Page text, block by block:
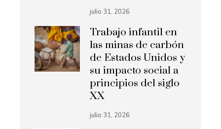
julio 31, 2026
Trabajo infantil en
las minas de carbón
de Estados Unidos y
su impacto social a
principios del siglo
XX
julio 31, 2026